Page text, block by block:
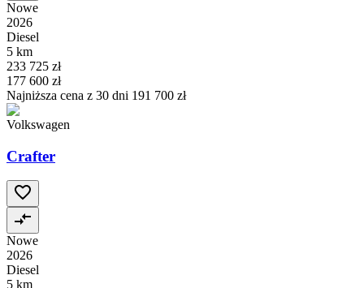
Nowe
2026
Diesel
5 km
233 725 zł
177 600 zł
Najniższa cena z 30 dni 191 700 zł
Volkswagen
Crafter
Nowe
2026
Diesel
5 km